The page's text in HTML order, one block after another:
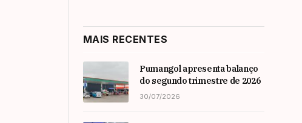
MAIS RECENTES
Pumangol apresenta balanço
do segundo trimestre de 2026
30/07/2026